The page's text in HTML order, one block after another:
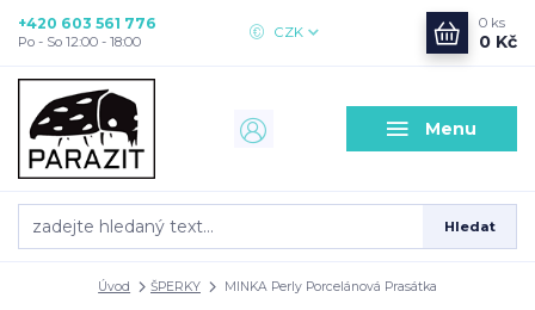
Menu
CZK
Hledat
+420 603 561 776
Po - So 12:00 - 18:00
0 ks
0 Kč
Úvod ŠPERKY MINKA Perly Porcelánová Prasátka